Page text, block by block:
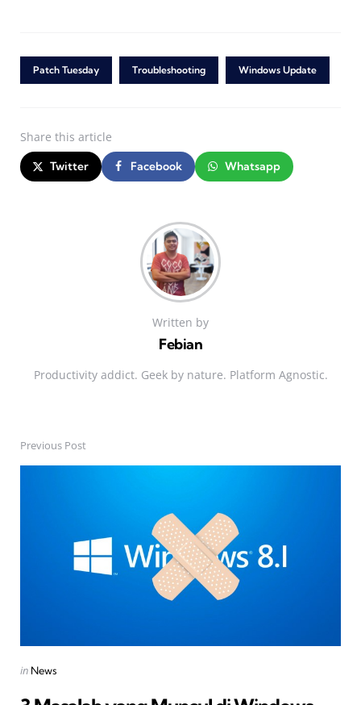
Patch Tuesday Troubleshooting Windows Update
Share this article
Twitter Facebook Whatsapp
Written by
Febian
Productivity addict. Geek by nature. Platform Agnostic.
PostPrevious Post
Posted
in News